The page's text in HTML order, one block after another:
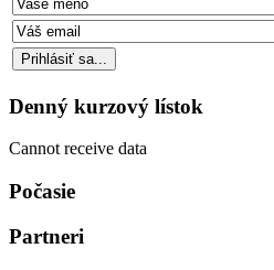
Denný kurzový lístok
Cannot receive data
Počasie
Partneri